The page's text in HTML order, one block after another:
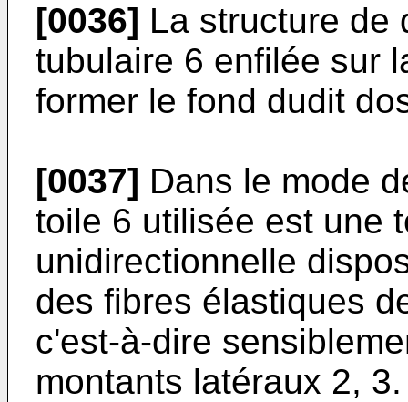
[0036] La structure de
tubulaire 6 enfilée sur
former le fond dudit
[0037] Dans le mode
toile 6 utilisée est une
unidirectionnelle
des fibres élastiques
c'est-à-dire
montants latéraux 2, 3.